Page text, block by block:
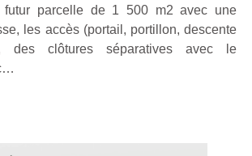
futur parcelle de 1 500 m2 avec une
les accès (portail, portillon, descente
des clôtures séparatives avec le